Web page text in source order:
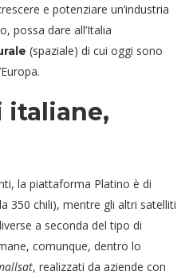
e potenziare un’industria
possa dare all’Italia
(spaziale) di cui oggi sono
italiane,
la piattaforma Platino è di
350 chili), mentre gli altri satelliti
a seconda del tipo di
comunque, dentro lo
, realizzati da aziende con